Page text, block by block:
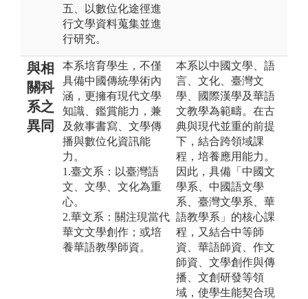
五、以數位化途徑進
行文學資料蒐集並進
行研究。
與相
關科
系之
異同
本系培育學生，不僅
具備中國傳統學術內
涵，更擁有現代文學
知識、鑑賞能力，兼
及敘事書寫、文學傳
播與數位化資訊能
力。
1.臺文系：以臺灣語
文、文學、文化為重
心。
2.華文系：關注現當代
華文文學創作；或培
養華語教學師資。
本系以中國文學、語
言、文化、臺灣文
學、國際漢學及華語
文教學為範疇。在古
典與現代並重的前提
下，結合跨領域課
程，培養應用能力。
因此，具備「中國文
學系、中國語文學
系、臺灣文學系、華
語教學系」的核心課
程，又結合中等師
資、華語師資、作文
師資、文學創作與傳
播、文創研發等領
域，使學生能契合現